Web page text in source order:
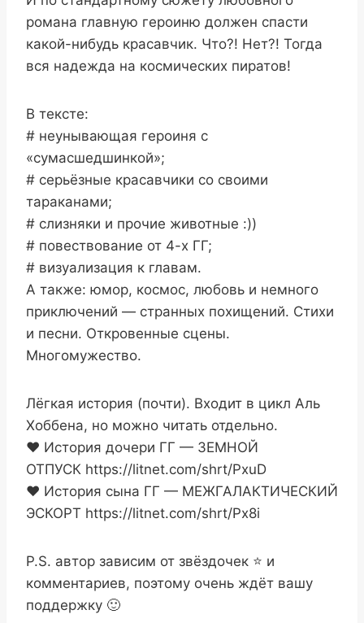
романа главную героиню должен спасти
какой-нибудь красавчик. Что?! Нет?! Тогда
вся надежда на космических пиратов!
В тексте:
# неунывающая героиня с
«сумасшедшинкой»;
# серьёзные красавчики со своими
тараканами;
# слизняки и прочие животные :))
# повествование от 4-х ГГ;
# визуализация к главам.
А также: юмор, космос, любовь и немного
приключений — странных похищений. Стихи
и песни. Откровенные сцены.
Многомужество.
Лёгкая история (почти). Входит в цикл Аль
Хоббена, но можно читать отдельно.
❤️‍ История дочери ГГ — ЗЕМНОЙ
ОТПУСК https://litnet.com/shrt/PxuD
❤️‍ История сына ГГ — МЕЖГАЛАКТИЧЕСКИЙ
ЭСКОРТ https://litnet.com/shrt/Px8i
P.S. автор зависим от звёздочек ⭐ и
комментариев, поэтому очень ждёт вашу
поддержку 🙂